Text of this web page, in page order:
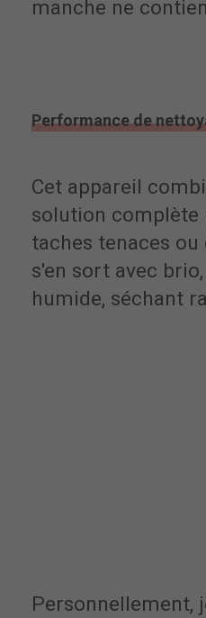
manche ne
Performance de
Cet appareil
solution complète
taches tenaces
s'en sort avec
humide, séchant
Personnellement,